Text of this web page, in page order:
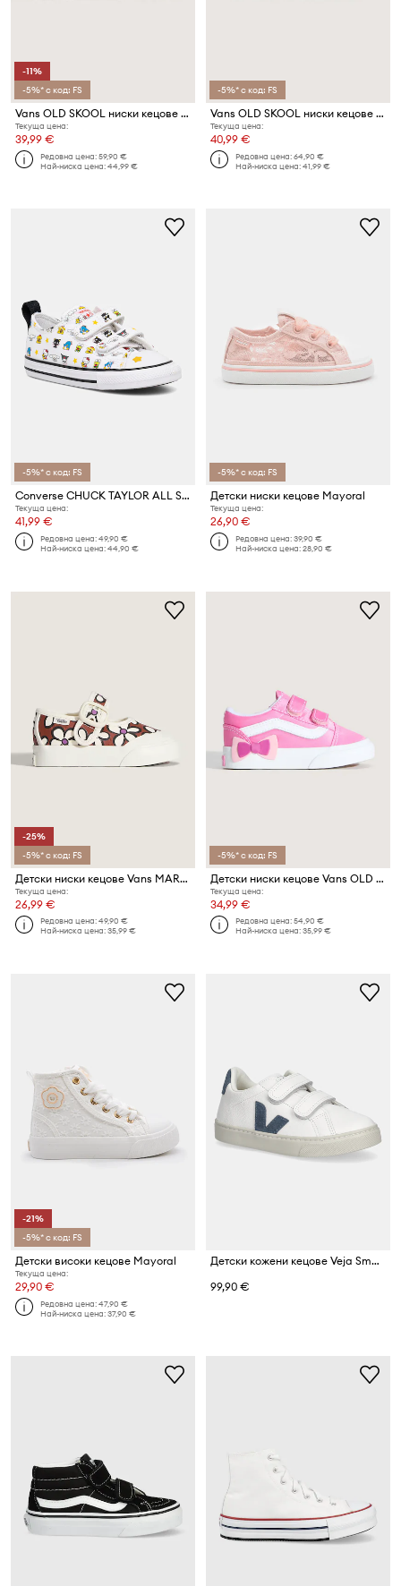
-11%
-5%* с код: FS
Vans OLD SKOOL ниски кецове за деца
Текуща цена:
39,99 €
Редовна цена:59,90 €
Най-ниска цена:44,99 €
-5%* с код: FS
Vans OLD SKOOL ниски кецове за деца
Текуща цена:
40,99 €
Редовна цена:64,90 €
Най-ниска цена:41,99 €
-5%* с код: FS
Converse CHUCK TAYLOR ALL STAR 2V HELLO KITTY ниски кецове за деца
Текуща цена:
41,99 €
Редовна цена:49,90 €
Най-ниска цена:44,90 €
-5%* с код: FS
Детски ниски кецове Mayoral
Текуща цена:
26,90 €
Редовна цена:39,90 €
Най-ниска цена:28,90 €
-25%
-5%* с код: FS
Детски ниски кецове Vans MARY JANE
Текуща цена:
26,99 €
Редовна цена:49,90 €
Най-ниска цена:35,99 €
-5%* с код: FS
Детски ниски кецове Vans OLD SKOOL
Текуща цена:
34,99 €
Редовна цена:54,90 €
Най-ниска цена:35,99 €
-21%
-5%* с код: FS
Детски високи кецове Mayoral
Текуща цена:
29,90 €
Редовна цена:47,90 €
Най-ниска цена:37,90 €
Детски кожени кецове Veja Small Esplar
99,90 €